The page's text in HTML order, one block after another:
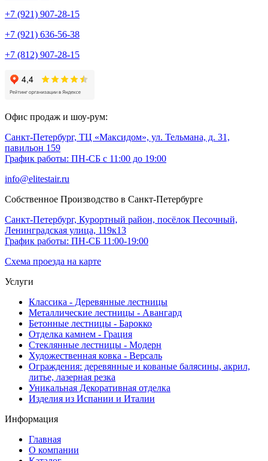
+7 (921) 907-28-15
+7 (921) 636-56-38
+7 (812) 907-28-15
Офис продаж и шоу-рум:
Санкт-Петербург, ТЦ «Максидом», ул. Тельмана, д. 31,
павильон 159
График работы: ПН-СБ с 11:00 до 19:00
info@elitestair.ru
Собственное Производство в Санкт-Петербурге
Санкт-Петербург, Курортный район, посёлок Песочный,
Ленинградская улица, 119к13
График работы: ПН-СБ 11:00-19:00
Схема проезда на карте
Услуги
Классика - Деревянные лестницы
Металлические лестницы - Авангард
Бетонные лестницы - Барокко
Отделка камнем - Грация
Стеклянные лестницы - Модерн
Художественная ковка - Версаль
Ограждения: деревянные и кованые балясины, акрил,
литье, лазерная резка
Уникальная Декоративная отделка
Изделия из Испании и Италии
Информация
Главная
О компании